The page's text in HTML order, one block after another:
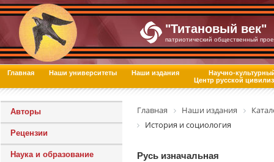
"Титановый век"
патриотический общественный
Главная Наши университеты Наши издания
Научно-
Центр русской
Авторы
Рецензии
Наука и образование
Главная Наши издания
История и социология
Русь изначальная